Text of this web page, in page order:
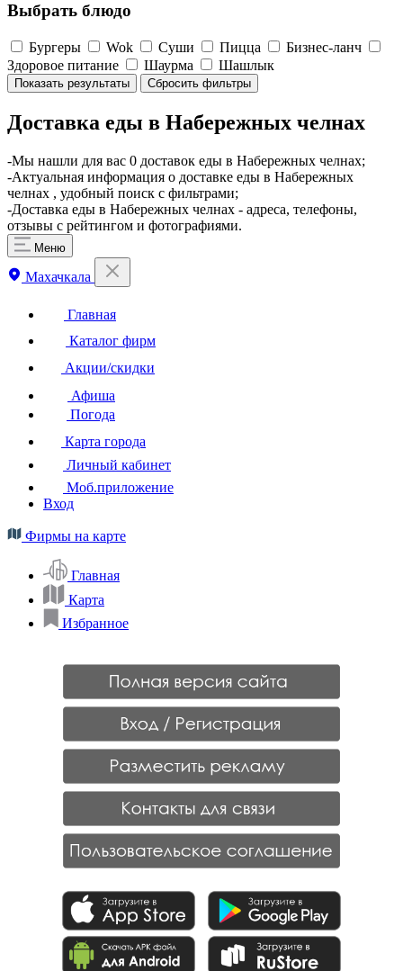
Выбрать блюдо
Бургеры Wok Суши Пицца
Бизнес-ланч
Здоровое питание
Шаурма Шашлык
Показать результаты Сбросить фильтры
Доставка еды в Набережных челнах
-Мы нашли для вас 0 доставок еды в Набережных челнах;
-Актуальная информация о доставке еды в Набережных
челнах , удобный поиск с фильтрами;
-Доставка еды в Набережных челнах - адреса, телефоны,
отзывы с рейтингом и фотографиями.
Меню
Махачкала
Главная
Каталог фирм
Акции/скидки
Афиша
Погода
Карта города
Личный кабинет
Моб.приложение
Вход
Фирмы на карте
Главная
Карта
Избранное